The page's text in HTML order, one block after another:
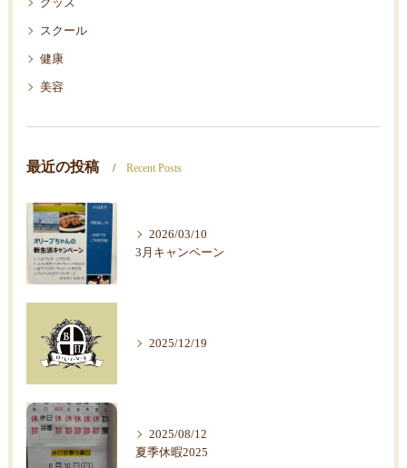
グッズ
スクール
健康
美容
最近の投稿 Recent Posts
2026/03/10
3月キャンペーン
2025/12/19
2025/08/12
夏季休暇2025